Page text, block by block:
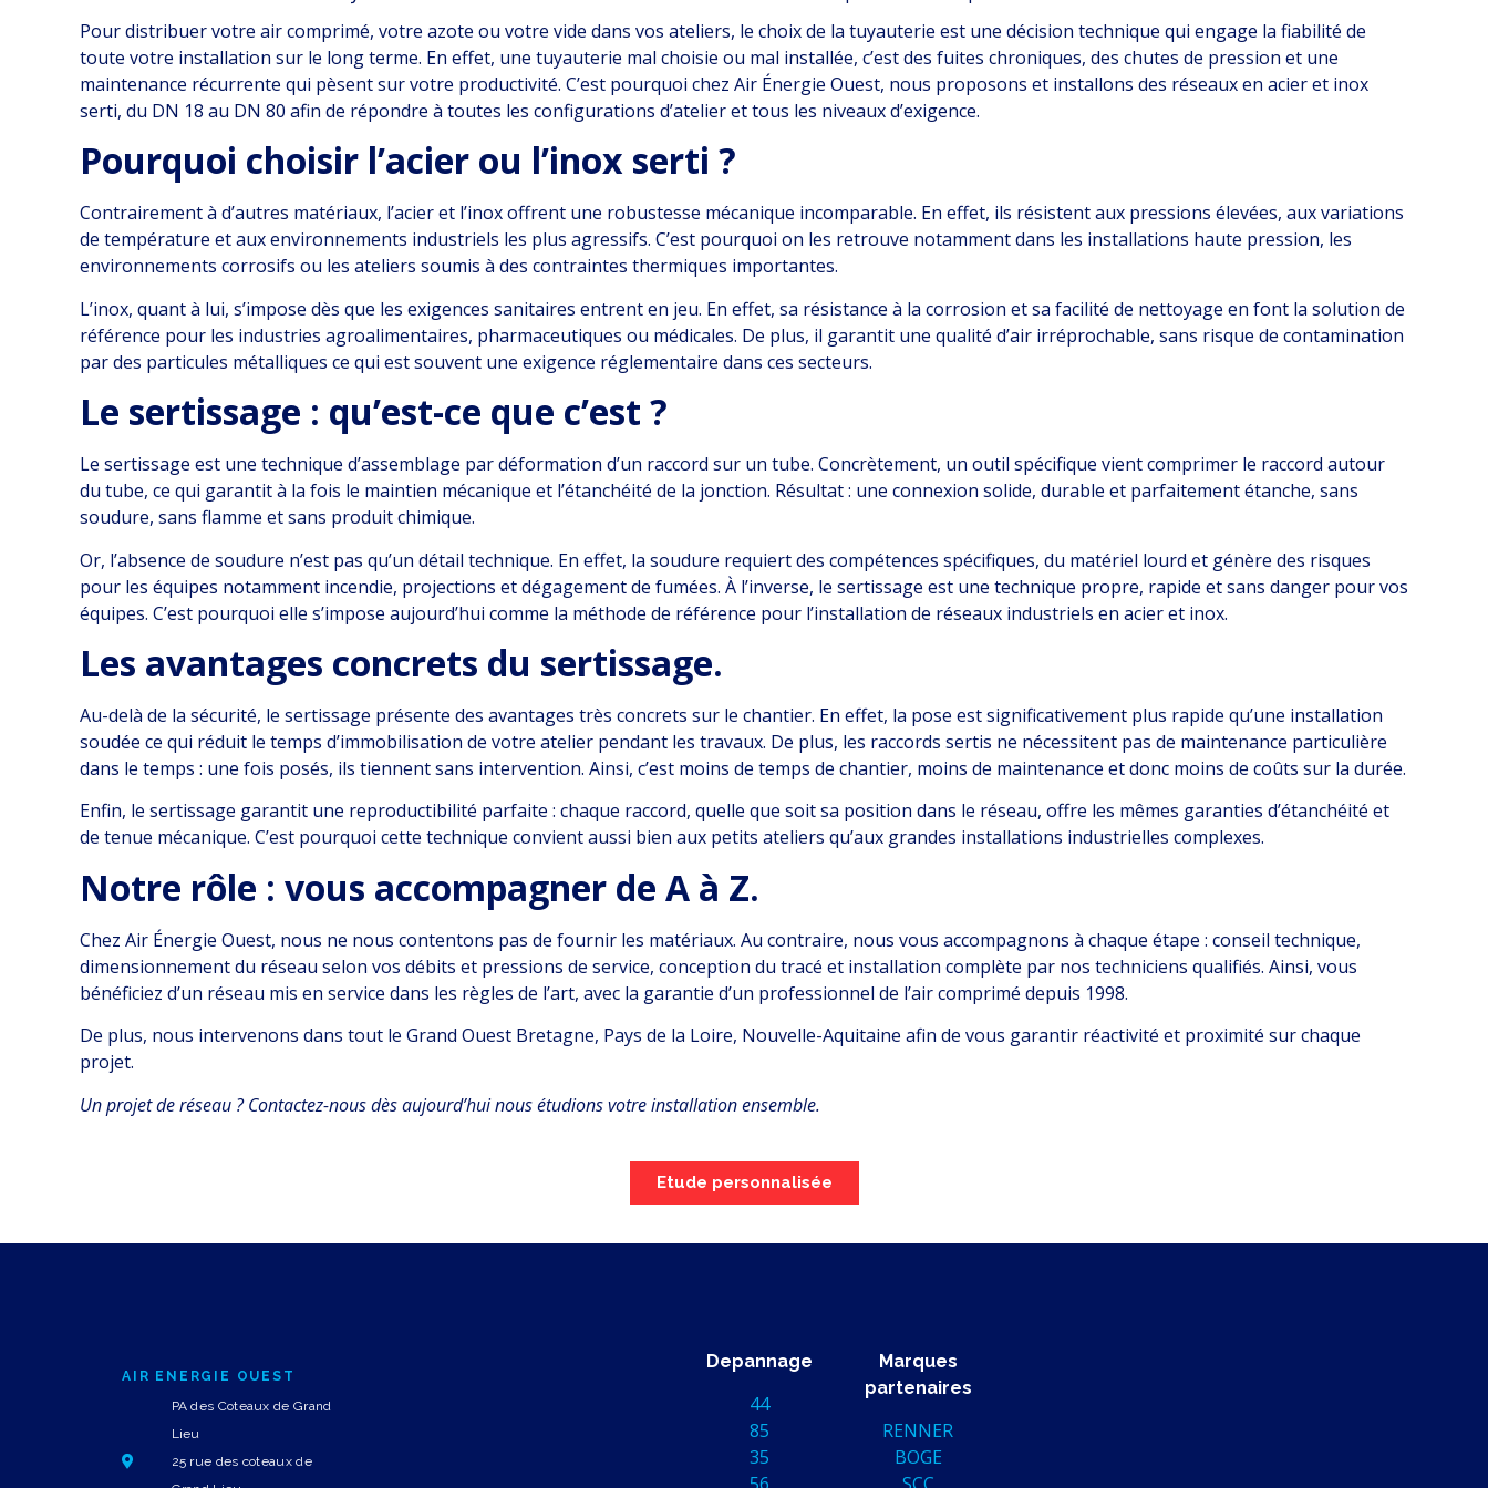
Pour distribuer votre air comprimé, votre azote ou votre vide dans vos ateliers, le choix de la tuyauterie est une décision technique qui engage la fiabilité de
toute votre installation sur le long terme. En effet, une tuyauterie mal choisie ou mal installée, c’est des fuites chroniques, des chutes de pression et une
maintenance récurrente qui pèsent sur votre productivité. C’est pourquoi chez Air Énergie Ouest, nous proposons et installons des réseaux en acier et inox
serti, du DN 18 au DN 80 afin de répondre à toutes les configurations d’atelier et tous les niveaux d’exigence.
Pourquoi choisir l’acier ou l’inox serti ?
Contrairement à d’autres matériaux, l’acier et l’inox offrent une robustesse mécanique incomparable. En effet, ils résistent aux pressions élevées, aux variations
de température et aux environnements industriels les plus agressifs. C’est pourquoi on les retrouve notamment dans les installations haute pression, les
environnements corrosifs ou les ateliers soumis à des contraintes thermiques importantes.
L’inox, quant à lui, s’impose dès que les exigences sanitaires entrent en jeu. En effet, sa résistance à la corrosion et sa facilité de nettoyage en font la solution de
référence pour les industries agroalimentaires, pharmaceutiques ou médicales. De plus, il garantit une qualité d’air irréprochable, sans risque de contamination
par des particules métalliques ce qui est souvent une exigence réglementaire dans ces secteurs.
Le sertissage : qu’est-ce que c’est ?
Le sertissage est une technique d’assemblage par déformation d’un raccord sur un tube. Concrètement, un outil spécifique vient comprimer le raccord autour
du tube, ce qui garantit à la fois le maintien mécanique et l’étanchéité de la jonction. Résultat : une connexion solide, durable et parfaitement étanche, sans
soudure, sans flamme et sans produit chimique.
Or, l’absence de soudure n’est pas qu’un détail technique. En effet, la soudure requiert des compétences spécifiques, du matériel lourd et génère des risques
pour les équipes notamment incendie, projections et dégagement de fumées. À l’inverse, le sertissage est une technique propre, rapide et sans danger pour vos
équipes. C’est pourquoi elle s’impose aujourd’hui comme la méthode de référence pour l’installation de réseaux industriels en acier et inox.
Les avantages concrets du sertissage.
Au-delà de la sécurité, le sertissage présente des avantages très concrets sur le chantier. En effet, la pose est significativement plus rapide qu’une installation
soudée ce qui réduit le temps d’immobilisation de votre atelier pendant les travaux. De plus, les raccords sertis ne nécessitent pas de maintenance particulière
dans le temps : une fois posés, ils tiennent sans intervention. Ainsi, c’est moins de temps de chantier, moins de maintenance et donc moins de coûts sur la durée.
Enfin, le sertissage garantit une reproductibilité parfaite : chaque raccord, quelle que soit sa position dans le réseau, offre les mêmes garanties d’étanchéité et
de tenue mécanique. C’est pourquoi cette technique convient aussi bien aux petits ateliers qu’aux grandes installations industrielles complexes.
Notre rôle : vous accompagner de A à Z.
Chez Air Énergie Ouest, nous ne nous contentons pas de fournir les matériaux. Au contraire, nous vous accompagnons à chaque étape : conseil technique,
dimensionnement du réseau selon vos débits et pressions de service, conception du tracé et installation complète par nos techniciens qualifiés. Ainsi, vous
bénéficiez d’un réseau mis en service dans les règles de l’art, avec la garantie d’un professionnel de l’air comprimé depuis 1998.
De plus, nous intervenons dans tout le Grand Ouest Bretagne, Pays de la Loire, Nouvelle-Aquitaine afin de vous garantir réactivité et proximité sur chaque
projet.
Un projet de réseau ? Contactez-nous dès aujourd’hui nous étudions votre installation ensemble.
Etude personnalisée
AIR ENERGIE OUEST
PA des Coteaux de Grand
Lieu
25 rue des coteaux de
Depannage
44
85
35
Marques
partenaires
RENNER
BOGE